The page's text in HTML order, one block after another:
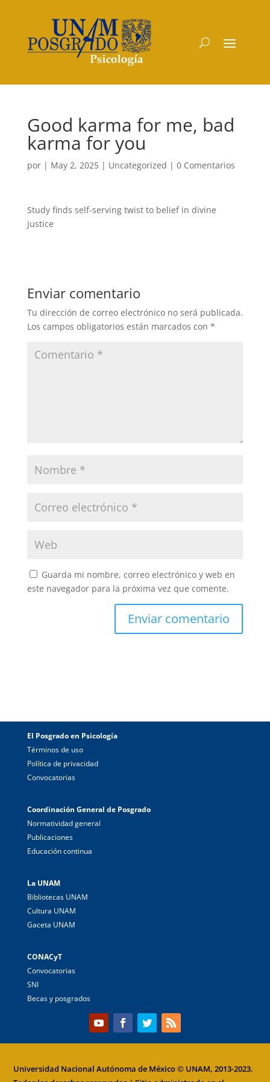
Good karma for me, bad
karma for you
por | May 2, 2025| Uncategorized | 0 Comentarios
Study finds self-serving twist to belief in divine
justice
Enviar comentario
Tu dirección de correo electrónico no será publicada.
Los campos obligatorios están marcados con *
Guarda mi nombre, correo electrónico y web en
este navegador para la próxima vez que comente.
El Posgrado en Psicología
Términos de uso
Política de privacidad
Convocatorias
Coordinación General de Posgrado
Normatividad general
Publicaciones
Educación continua
La UNAM
Bibliotecas UNAM
Cultura UNAM
Gaceta UNAM
CONACyT
Convocatorias
SNI
Becas y posgrados
Universidad Nacional Autónoma de México© UNAM, 2013-2023.